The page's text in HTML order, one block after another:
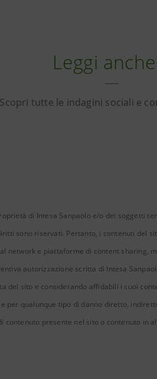
Leggi
Scopri tutte le indagini sociali e
di Intesa Sanpaolo e/o dei soggetti
sono riservati. Pertanto, i contenuti del
network e piattaforme di content sharing,
autorizzazione scritta di Intesa
del sito e considerando affidabili i suoi
per qualunque tipo di danno diretto,
contenuto presente nel sito o contenuto in